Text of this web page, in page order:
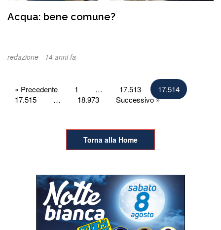
Acqua: bene comune?
redazione - 14 anni fa
Paginazione
degli
« Precedente 1 … 17.513
17.514
17.515
… 18.973 Successivo »
Torna alla Home